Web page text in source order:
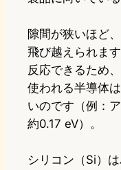
隙間が狭いほど
飛び越えられま
反応できるため
使われる半導体
いのです（例：
約0.17 eV）。
シリコン（Si）